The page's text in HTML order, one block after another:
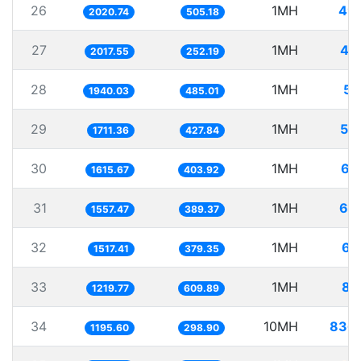
26 2020.74 505.18 1MH
27 2017.55 252.19 1MH
28 1940.03 485.01 1MH
29 1711.36 427.84 1MH
30 1615.67 403.92 1MH
31 1557.47 389.37 1MH
32 1517.41 379.35 1MH
33 1219.77 609.89 1MH
34 1195.60 298.90 10MH